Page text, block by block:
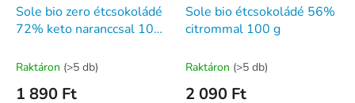
Sole bio zero étcsokoládé
72% keto naranccsal 100
Raktáron (>5 db)
1 890 Ft
Sole bio étcsokoládé 56%
citrommal 100 g
Raktáron (>5 db)
2 090 Ft